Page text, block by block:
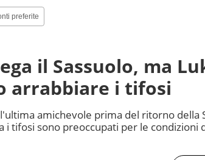
preferite
il Sassuolo, ma
arrabbiare i tifosi
amichevole prima del ritorno della
i tifosi sono preoccupati per le condizioni